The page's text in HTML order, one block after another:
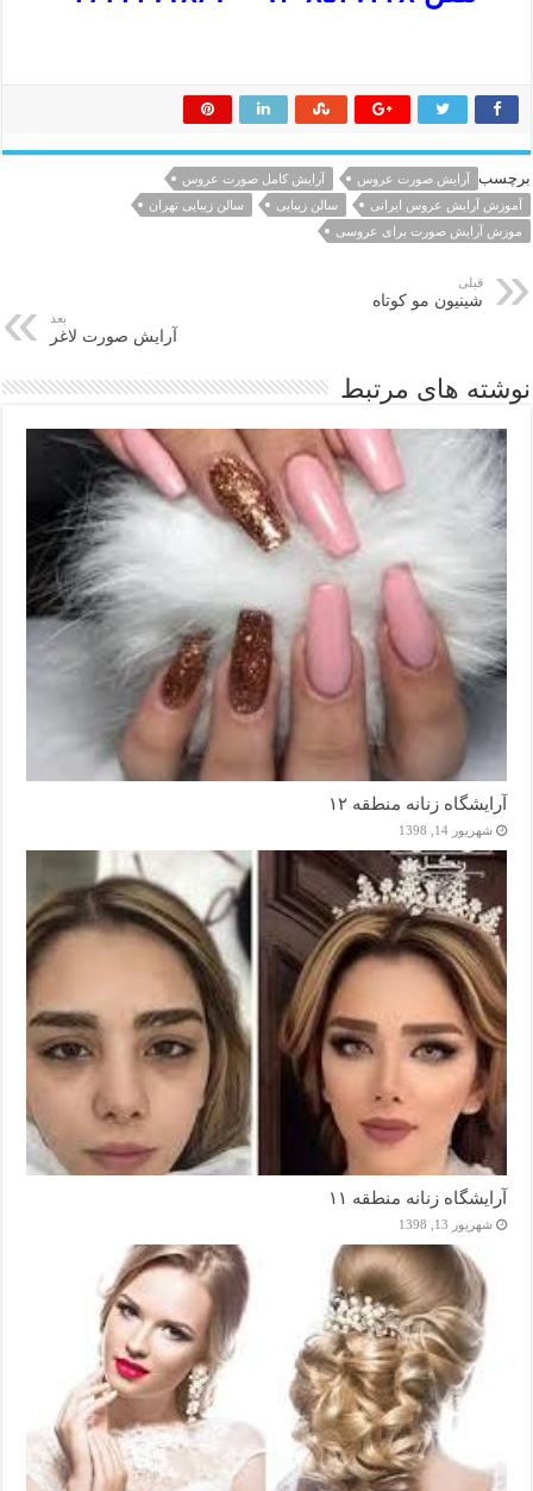
برچسب آرایش صورت عروس
آرایش کامل صورت عروس
آموزش آرایش عروس ایرانی
سالن زیبایی
سالن زیبایی تهران
موزش آرایش صورت برای عروسی
قبلی
شینیون مو کوتاه
بعد
آرایش صورت لاغر
نوشته های مرتبط
آرایشگاه زنانه منطقه ۱۲
شهریور 14, 1398
آرایشگاه زنانه منطقه ۱۱
شهریور 13, 1398